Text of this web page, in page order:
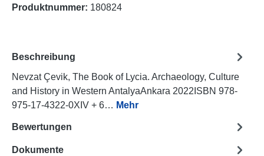
Produktnummer: 180824
Beschreibung
Nevzat Çevik, The Book of Lycia. Archaeology, Culture
and History in Western AntalyaAnkara 2022ISBN 978-
975-17-4322-0XIV + 6… Mehr
Bewertungen
Dokumente